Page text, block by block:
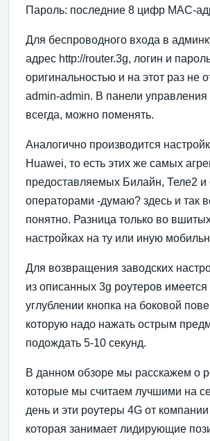
Пароль: последние 8 цифр MAC-
Для беспроводного входа в
адрес http://router.3g, логин и
оригинальностью и на этот раз не
admin-admin. В панели управления
всегда, можно поменять.
Аналогично производится
Huawei, то есть этих же самых
предоставляемых Билайн, Теле2 и
операторами -думаю? здесь и так
понятно. Разница только во
настройках на ту или иную
Для возвращения заводских
из описанных 3g роутеров имеется
углублении кнопка на боковой
которую надо нажать острым
подождать 5-10 секунд.
В данном обзоре мы расскажем о
которые мы считаем лучшими на
день и эти роутеры 4G от
которая занимает лидирующие